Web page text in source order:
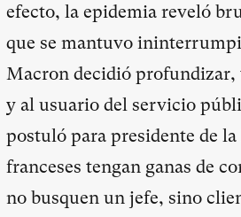
efecto, la epidemia reveló
que se mantuvo
Macron decidió profundizar,
y al usuario del servicio
postuló para presidente de la
franceses tengan ganas de
no busquen un jefe, sino